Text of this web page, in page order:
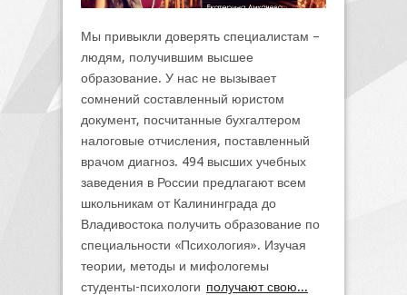
Мы привыкли доверять специалистам –
людям, получившим высшее
образование. У нас не вызывает
сомнений составленный юристом
документ, посчитанные бухгалтером
налоговые отчисления, поставленный
врачом диагноз. 494 высших учебных
заведения в России предлагают всем
школьникам от Калининграда до
Владивостока получить образование по
специальности «Психология». Изучая
теории, методы и мифологемы
студенты-психологи получают свою...